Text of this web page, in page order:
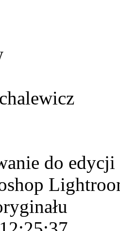
do edycji